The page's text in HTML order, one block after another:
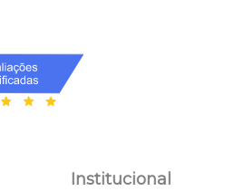
Institucional